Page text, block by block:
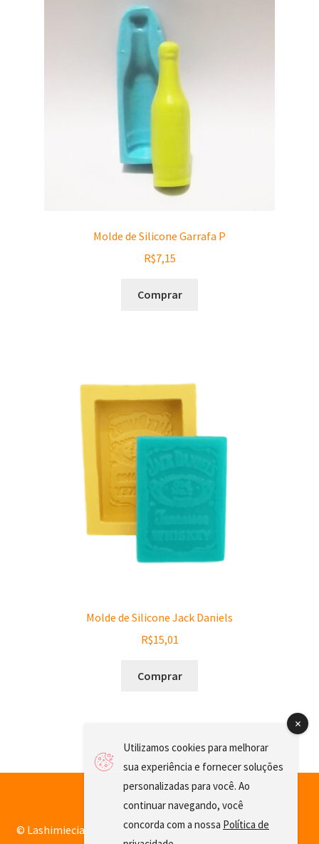
Molde de Silicone Garrafa P
R$7,15
Comprar
Molde de Silicone Jack Daniels
R$15,01
Comprar
© Lashimiecia 2026
Utilizamos cookies para melhorar
sua experiência e fornecer soluções
personalizadas para você. Ao
continuar navegando, você
concorda com a nossa Política de